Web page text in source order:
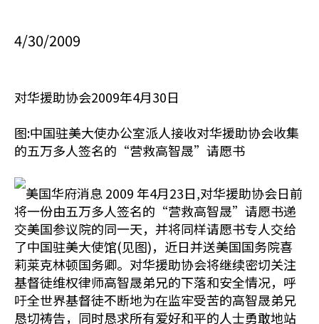
4/30/2009
对华援助协会2009年4月30日
图:中国驻美大使办公室派人接收对华援助协会收集
的五万多人签名的“营救高智晟”请愿书
美国华府消息 2009 年4月23日,对华援助协会日前
将一份由五万多人签名的“营救高智晟”请愿书递
交美国参议院的同一天，并将同样请愿书专人交给
了中国驻美大使馆(见图)，近日并送美国国务院喜
莉莱克林顿国务卿。对华援助协会将继续密切关注
基督徒维权律师高智晟弟兄的下落和安全情况，呼
吁全世界基督徒不断地为在监牢受苦的高智晟弟兄
恳切祷告，同时恳求所有爱好和平的人士勇敢地站